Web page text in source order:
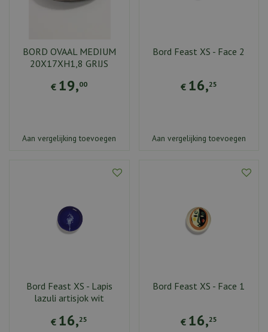
BORD OVAAL MEDIUM
20X17XH1,8 GRIJS
€ 19,00
Aan vergelijking toevoegen
Bord Feast XS - Face 2
€ 16,25
Aan vergelijking toevoegen
Bord Feast XS - Lapis
lazuli artisjok wit
€ 16,25
Bord Feast XS - Face 1
€ 16,25